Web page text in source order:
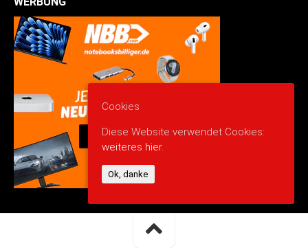
Cookies
Diese Website verwendet Cookies:
weiteres hier.
Ok, danke